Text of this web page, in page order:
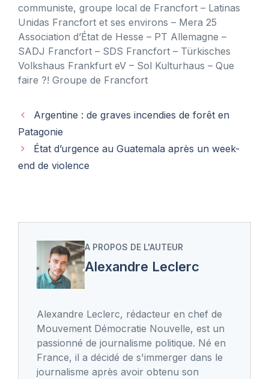
communiste, groupe local de Francfort – Latinas
Unidas Francfort et ses environs – Mera 25
Association d’État de Hesse – PT Allemagne –
SADJ Francfort – SDS Francfort – Türkisches
Volkshaus Frankfurt eV – Sol Kulturhaus – Que
faire ?! Groupe de Francfort
Argentine : de graves incendies de forêt en
Patagonie
État d’urgence au Guatemala après un week-
end de violence
A PROPOS DE L'AUTEUR
Alexandre Leclerc
Alexandre Leclerc, rédacteur en chef de
Mouvement Démocratie Nouvelle, est un
passionné de journalisme politique. Né en
France, il a décidé de s'immerger dans le
journalisme après avoir obtenu son